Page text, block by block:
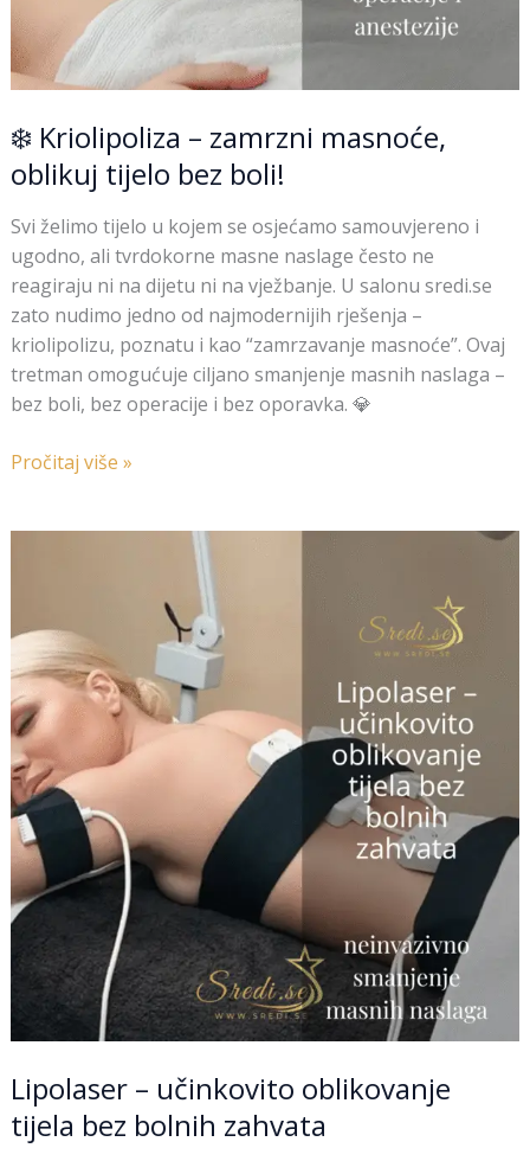
❄️ Kriolipoliza – zamrzni masnoće,
oblikuj tijelo bez boli!
Svi želimo tijelo u kojem se osjećamo samouvjereno i
ugodno, ali tvrdokorne masne naslage često ne
reagiraju ni na dijetu ni na vježbanje. U salonu sredi.se
zato nudimo jedno od najmodernijih rješenja –
kriolipolizu, poznatu i kao “zamrzavanje masnoće”. Ovaj
tretman omogućuje ciljano smanjenje masnih naslaga –
bez boli, bez operacije i bez oporavka. 💎
Pročitaj više »
Lipolaser – učinkovito oblikovanje
tijela bez bolnih zahvata
oblikovanje
tijela
bez
bolnih
zahvata